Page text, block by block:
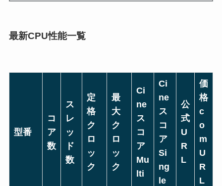
最新CPU性能一覧
型番
コ
ア
数
ス
レ
ッ
ド
数
定
格
ク
ロ
ッ
ク
最
大
ク
ロ
ッ
ク
Ci
ne
ス
コ
ア
Mu
lti
Ci
ne
ス
コ
ア
Si
ng
le
公
式
U
R
L
価
格
c
o
m
U
R
L